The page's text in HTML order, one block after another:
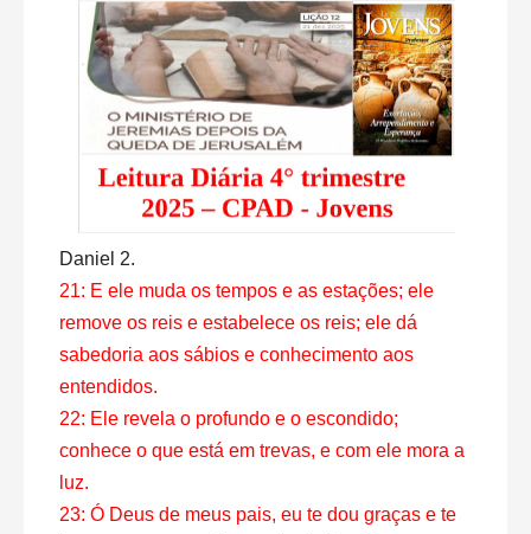
Daniel 2.
21: E ele muda os tempos e as estações; ele
remove os reis e estabelece os reis; ele dá
sabedoria aos sábios e conhecimento aos
entendidos.
22: Ele revela o profundo e o escondido;
conhece o que está em trevas, e com ele mora a
luz.
23: Ó Deus de meus pais, eu te dou graças e te